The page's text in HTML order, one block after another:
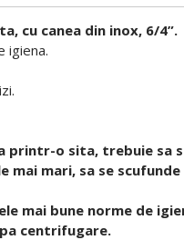
cu canea din inox, 6/4”.
igiena.
o sita, trebuie sa
mari, sa se
mai bune norme de
centrifugare.